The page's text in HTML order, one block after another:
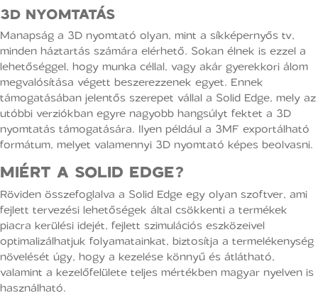
3D NYOMTATÁS
Manapság a 3D nyomtató olyan, mint a síkképernyős tv,
minden háztartás számára elérhető. Sokan élnek is ezzel a
lehetőséggel, hogy munka céllal, vagy akár gyerekkori álom
megvalósítása végett beszerezzenek egyet. Ennek
támogatásában jelentős szerepet vállal a Solid Edge, mely az
utóbbi verziókban egyre nagyobb hangsúlyt fektet a 3D
nyomtatás támogatására. Ilyen például a 3MF exportálható
formátum, melyet valamennyi 3D nyomtató képes beolvasni.
MIÉRT A SOLID EDGE?
Röviden összefoglalva a Solid Edge egy olyan szoftver, ami
fejlett tervezési lehetőségek által csökkenti a termékek
piacra kerülési idejét, fejlett szimulációs eszközeivel
optimalizálhatjuk folyamatainkat, biztosítja a termelékenység
növelését úgy, hogy a kezelése könnyű és átlátható,
valamint a kezelőfelülete teljes mértékben magyar nyelven is
használható.